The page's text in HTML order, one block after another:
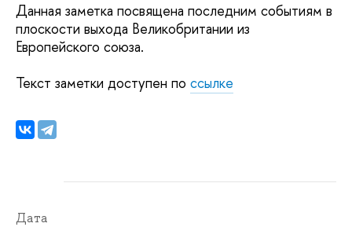
Данная заметка посвящена последним событиям в
плоскости выхода Великобритании из
Европейского союза.
Текст заметки доступен по ссылке
Дата